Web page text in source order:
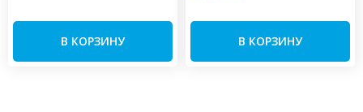
В КОРЗИНУ В КОРЗИНУ